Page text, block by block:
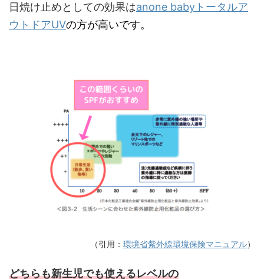
日焼け止めとしての効果はanone babyトータルア
ウトドアUVの方が高いです。
（引用： 環境省紫外線環境保険マニュアル）
どちらも新生児でも使えるレベルの